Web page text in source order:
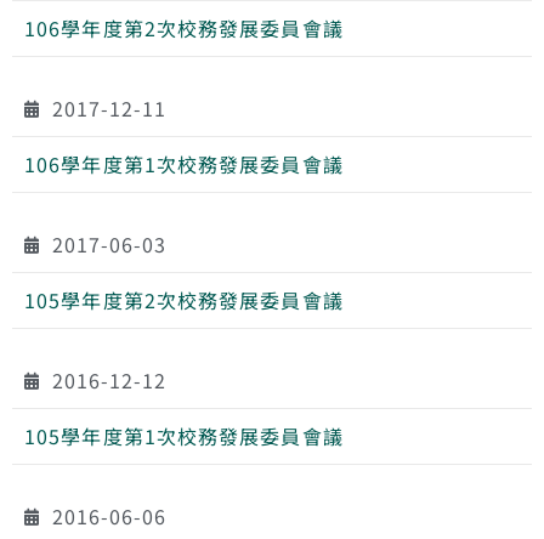
106學年度第2次校務發展委員會議
2017-12-11
106學年度第1次校務發展委員會議
2017-06-03
105學年度第2次校務發展委員會議
2016-12-12
105學年度第1次校務發展委員會議
2016-06-06